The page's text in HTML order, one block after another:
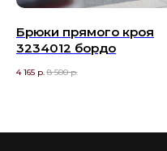
Брюки прямого кроя
3234012 бордо
4 165 р. 8 500 р.